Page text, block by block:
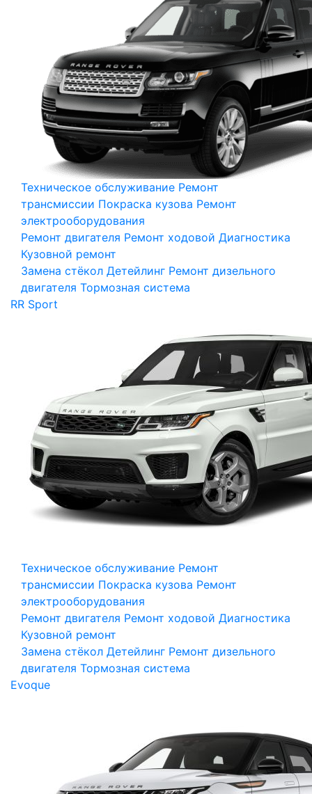
Техническое обслуживание Ремонт
трансмиссии Покраска кузова Ремонт
электрооборудования
Ремонт двигателя Ремонт ходовой Диагностика
Кузовной ремонт
Замена стёкол Детейлинг Ремонт дизельного
двигателя Тормозная система
RR Sport
Техническое обслуживание Ремонт
трансмиссии Покраска кузова Ремонт
электрооборудования
Ремонт двигателя Ремонт ходовой Диагностика
Кузовной ремонт
Замена стёкол Детейлинг Ремонт дизельного
двигателя Тормозная система
Evoque